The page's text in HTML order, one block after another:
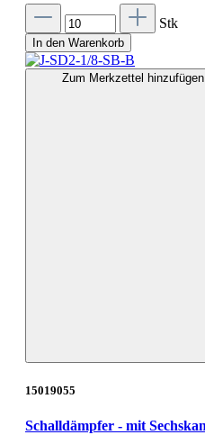
Stk
In den Warenkorb
Zum Merkzettel hinzufügen
15019055
Schalldämpfer - mit